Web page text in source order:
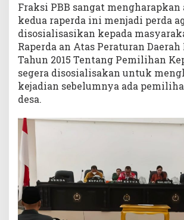
Fraksi PBB sangat mengharapkan
kedua raperda ini menjadi perda
disosialisasikan kepada
Raperda an Atas Peraturan Daerah
Tahun 2015 Tentang Pemilihan
segera disosialisakan untuk
kejadian sebelumnya ada
desa.